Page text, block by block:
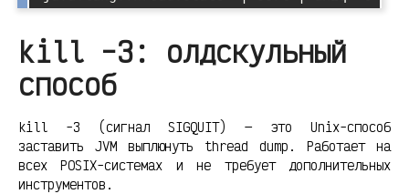
kill -3: олдскульный
способ
kill -3 (сигнал SIGQUIT) — это Unix-способ
заставить JVM выплюнуть thread dump. Работает на
всех POSIX-системах и не требует дополнительных
инструментов.